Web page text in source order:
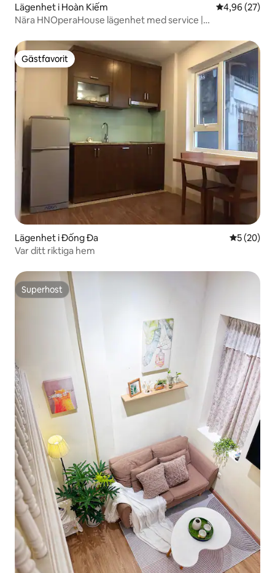
Lägenhet i Hoàn Kiếm 4,96 av 5 i
4,96 (27)
Nära HNOperaHouse lägenhet med service |
Gästfavorit
Gästfavorit
Lägenhet i Đống Đa 5 av 5 i
5 (20)
Var ditt riktiga hem
Superhost
Superhost